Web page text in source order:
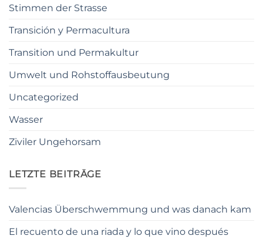
Stimmen der Strasse
Transición y Permacultura
Transition und Permakultur
Umwelt und Rohstoffausbeutung
Uncategorized
Wasser
Ziviler Ungehorsam
LETZTE BEITRÄGE
Valencias Überschwemmung und was danach kam
El recuento de una riada y lo que vino después